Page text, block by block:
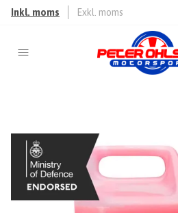
Inkl. moms Exkl. moms